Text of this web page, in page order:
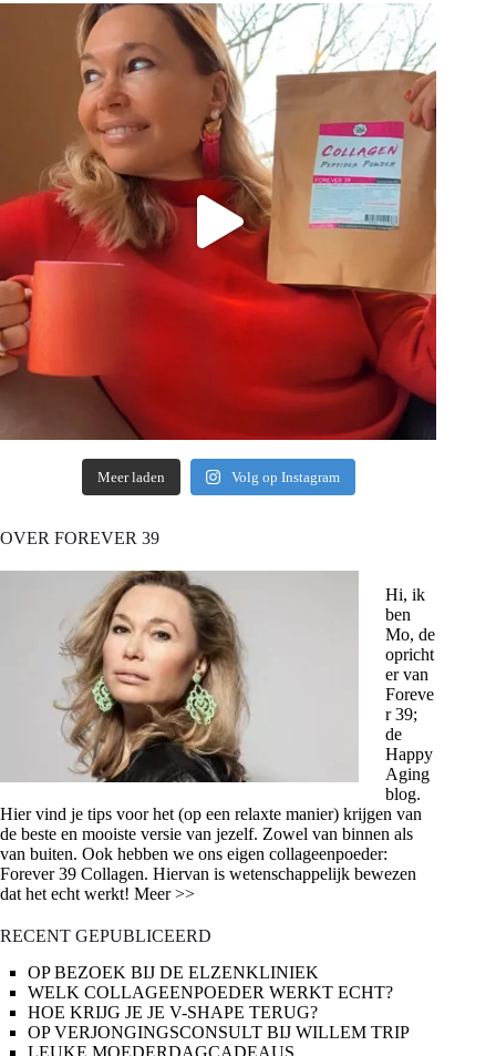
Meer laden Volg op Instagram
OVER FOREVER 39
Hi, ik
ben
Mo, de
opricht
er van
Foreve
r 39;
de
Happy
Aging
blog.
Hier vind je tips voor het (op een relaxte manier) krijgen van
de beste en mooiste versie van jezelf. Zowel van binnen als
van buiten. Ook hebben we ons eigen collageenpoeder:
Forever 39 Collagen. Hiervan is wetenschappelijk bewezen
dat het echt werkt! Meer >>
RECENT GEPUBLICEERD
OP BEZOEK BIJ DE ELZENKLINIEK
WELK COLLAGEENPOEDER WERKT ECHT?
HOE KRIJG JE JE V-SHAPE TERUG?
OP VERJONGINGSCONSULT BIJ WILLEM TRIP
LEUKE MOEDERDAGCADEAUS